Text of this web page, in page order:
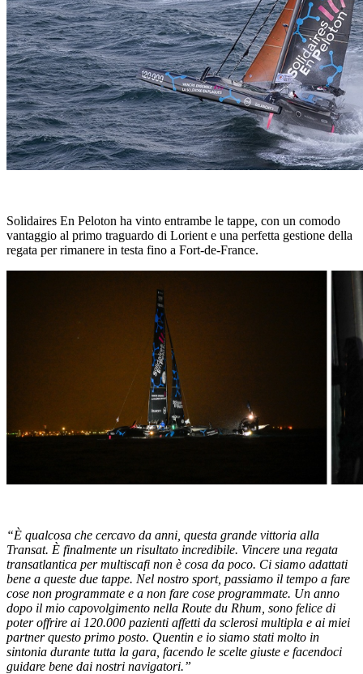
Solidaires En Peloton ha vinto entrambe le tappe, con un comodo
vantaggio al primo traguardo di Lorient e una perfetta gestione della
regata per rimanere in testa fino a Fort-de-France.
“È qualcosa che cercavo da anni, questa grande vittoria alla
Transat. È finalmente un risultato incredibile. Vincere una regata
transatlantica per multiscafi non è cosa da poco. Ci siamo adattati
bene a queste due tappe. Nel nostro sport, passiamo il tempo a fare
cose non programmate e a non fare cose programmate. Un anno
dopo il mio capovolgimento nella Route du Rhum, sono felice di
poter offrire ai 120.000 pazienti affetti da sclerosi multipla e ai miei
partner questo primo posto. Quentin e io siamo stati molto in
sintonia durante tutta la gara, facendo le scelte giuste e facendoci
guidare bene dai nostri navigatori.”